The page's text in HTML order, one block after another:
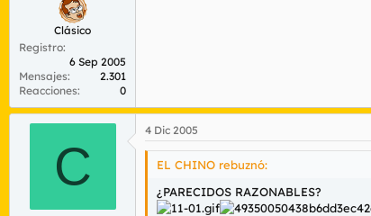
Clásico
Registro
6 Sep 2005
Mensajes
2.301
Reacciones
0
C
4 Dic 2005
EL CHINO rebuznó:
¿PARECIDOS RAZONABLES?